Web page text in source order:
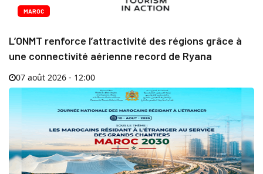
MAROC
L’ONMT renforce l’attractivité des régions grâce à
une connectivité aérienne record de Ryana
07 août 2026 - 12:00